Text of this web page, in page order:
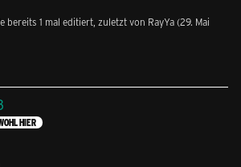
bereits 1 mal editiert, zuletzt von RayYa(29. Mai
HIER